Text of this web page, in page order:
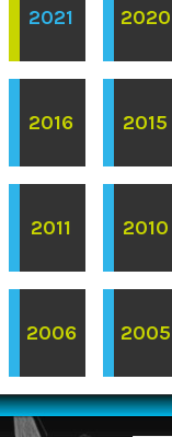
2021 2020
2016 2015
2011 2010
2006 2005